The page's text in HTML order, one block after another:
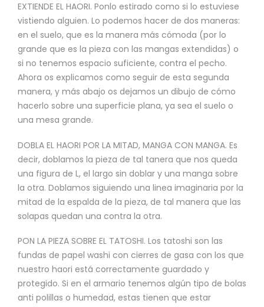
EXTIENDE EL HAORI. Ponlo estirado como si lo estuviese
vistiendo alguien. Lo podemos hacer de dos maneras:
en el suelo, que es la manera más cómoda (por lo
grande que es la pieza con las mangas extendidas) o
si no tenemos espacio suficiente, contra el pecho.
Ahora os explicamos como seguir de esta segunda
manera, y más abajo os dejamos un dibujo de cómo
hacerlo sobre una superficie plana, ya sea el suelo o
una mesa grande.
DOBLA EL HAORI POR LA MITAD, MANGA CON MANGA. Es
decir, doblamos la pieza de tal tanera que nos queda
una figura de L, el largo sin doblar y una manga sobre
la otra. Doblamos siguiendo una linea imaginaria por la
mitad de la espalda de la pieza, de tal manera que las
solapas quedan una contra la otra.
PON LA PIEZA SOBRE EL TATOSHI. Los tatoshi son las
fundas de papel washi con cierres de gasa con los que
nuestro haori está correctamente guardado y
protegido. Si en el armario tenemos algún tipo de bolas
anti polillas o humedad, estas tienen que estar